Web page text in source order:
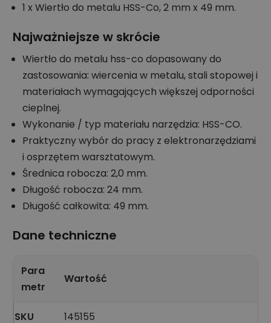
1 x Wiertło do metalu HSS-Co, 2 mm x 49 mm.
Najważniejsze w skrócie
Wiertło do metalu hss-co dopasowany do
zastosowania: wiercenia w metalu, stali stopowej i
materiałach wymagających większej odporności
cieplnej.
Wykonanie / typ materiału narzędzia: HSS-CO.
Praktyczny wybór do pracy z elektronarzędziami
i osprzętem warsztatowym.
Średnica robocza: 2,0 mm.
Długość robocza: 24 mm.
Długość całkowita: 49 mm.
Dane techniczne
Para
metr
Wartość
SKU 145155